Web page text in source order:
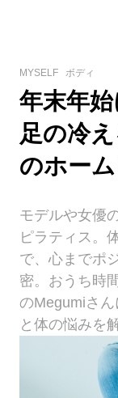
MYSELF ボディ
年末年
足の冷
のホーム
モデルや女優
ピラティス。
で、心までポ
密。おうち時
のMegumiさ
と体の悩みを